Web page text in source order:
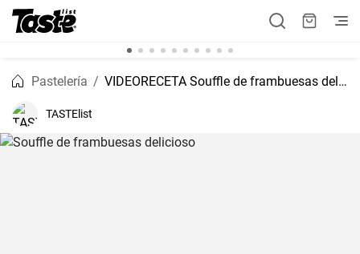
Pastelería VIDEORECETA Souffle de frambuesas delicioso
TASTElist